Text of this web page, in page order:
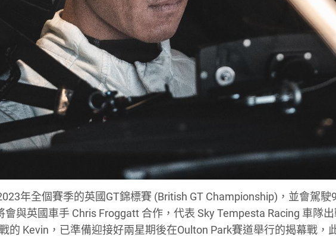
年全個賽季的英國GT錦標賽 (British GT Championship)，並會駕駛
會與英國車手 Chris Froggatt 合作，代表 Sky Tempesta Racing 車隊
的 Kevin，已準備迎接好兩星期後在Oulton Park賽道舉行的揭幕戰，